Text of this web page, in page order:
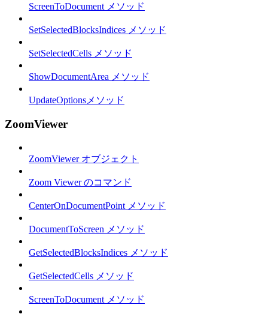
ScreenToDocument メソッド
SetSelectedBlocksIndices メソッド
SetSelectedCells メソッド
ShowDocumentArea メソッド
UpdateOptionsメソッド
ZoomViewer
ZoomViewer オブジェクト
Zoom Viewer のコマンド
CenterOnDocumentPoint メソッド
DocumentToScreen メソッド
GetSelectedBlocksIndices メソッド
GetSelectedCells メソッド
ScreenToDocument メソッド